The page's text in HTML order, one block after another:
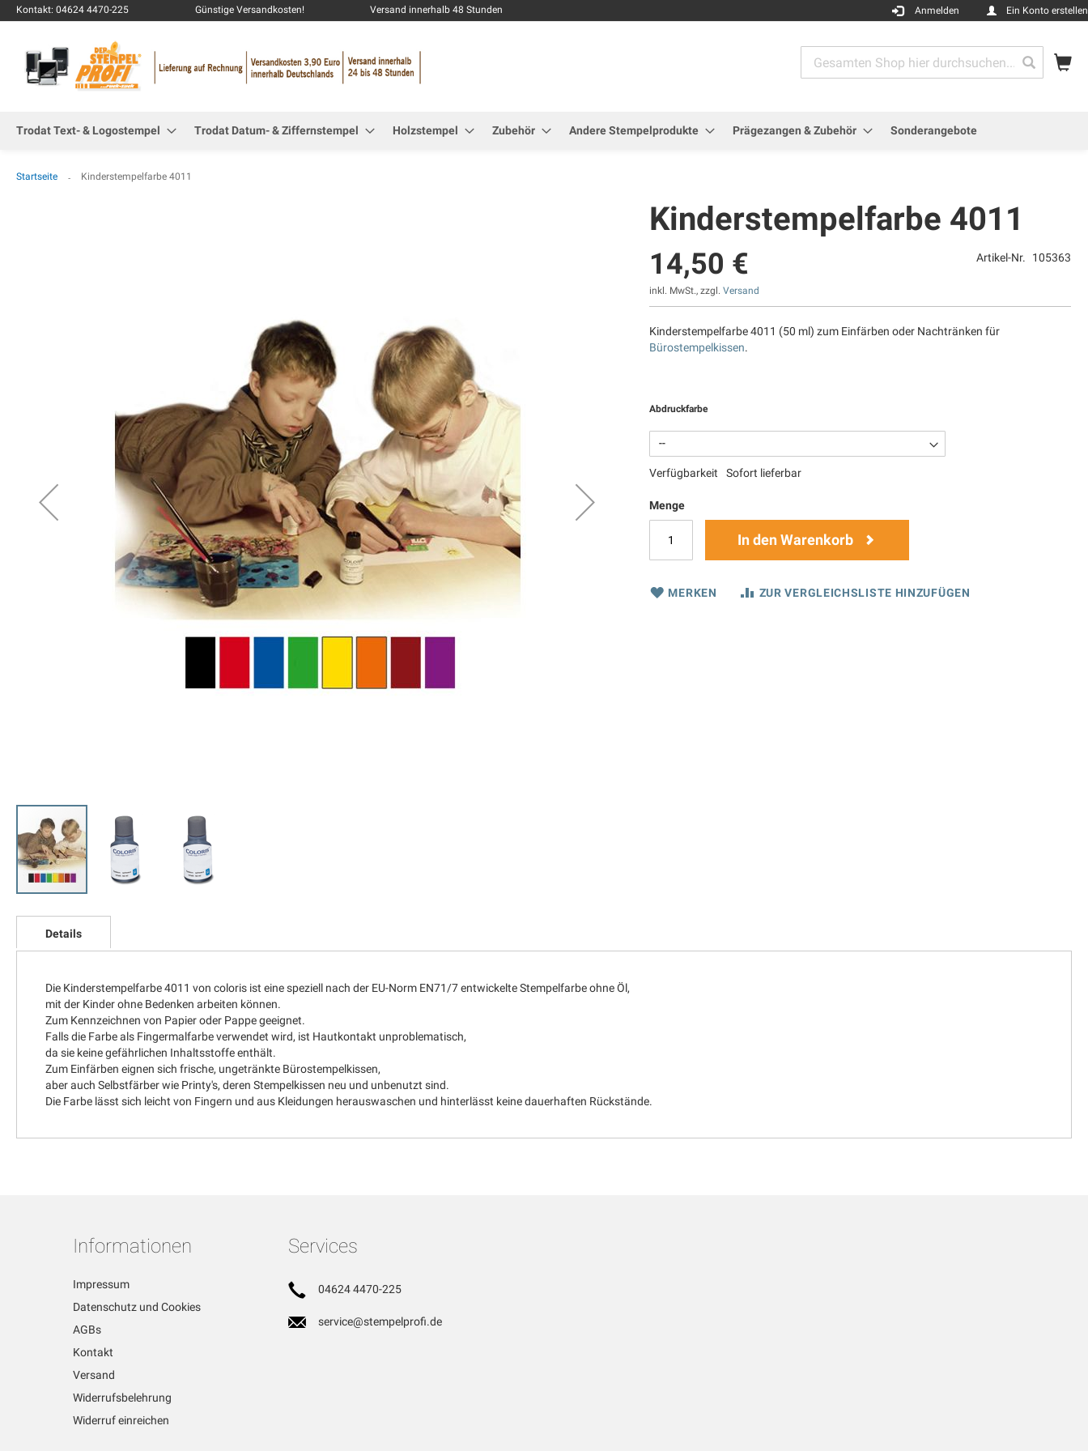
Kontakt: 04624 4470-225 Günstige Versandkosten! Versand innerhalb 48 Stunden Anmelden Ein Konto erstellen
Search
Trodat Text- & Logostempel Trodat Datum- & Ziffernstempel Holzstempel Zubehör Andere Stempelprodukte Prägezangen & Zubehör Sonderangebote
Startseite Kinderstempelfarbe 4011
Anfang
Bildgalerie
Kinderstempelfarbe 4011
14,50 €
inkl. MwSt., zzgl.Versand
Artikel-Nr. 105363
Kinderstempelfarbe 4011 (50 ml) zum Einfärben oder Nachtränken für
Bürostempelkissen.
Abdruckfarbe
Verfügbarkeit Sofort lieferbar
Menge
In den Warenkorb
MERKEN ZUR VERGLEICHSLISTE HINZUFÜGEN
Details
Die Kinderstempelfarbe 4011 von coloris ist eine speziell nach der EU-Norm EN71/7 entwickelte Stempelfarbe ohne Öl,
mit der Kinder ohne Bedenken arbeiten können.
Zum Kennzeichnen von Papier oder Pappe geeignet.
Falls die Farbe als Fingermalfarbe verwendet wird, ist Hautkontakt unproblematisch,
da sie keine gefährlichen Inhaltsstoffe enthält.
Zum Einfärben eignen sich frische, ungetränkte Bürostempelkissen,
aber auch Selbstfärber wie Printy's, deren Stempelkissen neu und unbenutzt sind.
Die Farbe lässt sich leicht von Fingern und aus Kleidungen herauswaschen und hinterlässt keine dauerhaften Rückstände.
Informationen
Impressum
Datenschutz und Cookies
AGBs
Kontakt
Versand
Widerrufsbelehrung
Widerruf einreichen
Services
04624 4470-225
service@stempelprofi.de